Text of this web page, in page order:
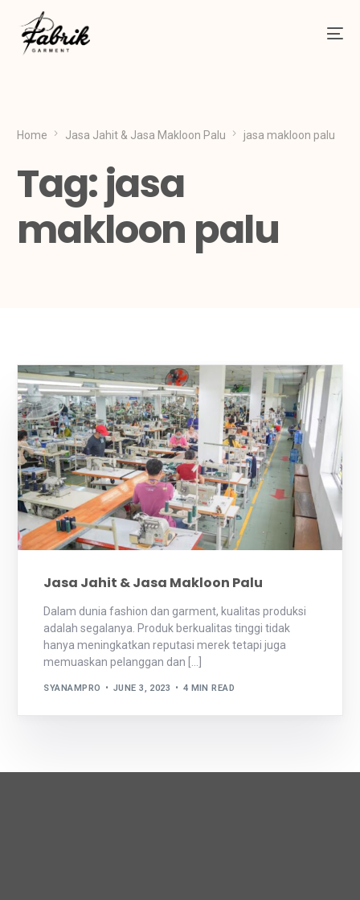
Home Jasa Jahit & Jasa Makloon Palu jasa makloon palu
Tag:jasa
makloon palu
Jasa Jahit & Jasa Makloon Palu
Dalam dunia fashion dan garment, kualitas produksi
adalah segalanya. Produk berkualitas tinggi tidak
hanya meningkatkan reputasi merek tetapi juga
memuaskan pelanggan dan […]
SYANAMPRO JUNE 3, 2023 4 MIN READ